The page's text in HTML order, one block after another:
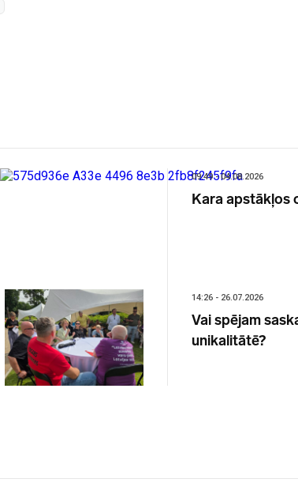
09:49 - 04.08.2026
Kara apstākļos
14:26 - 26.07.2026
Vai spējam
unikalitātē?